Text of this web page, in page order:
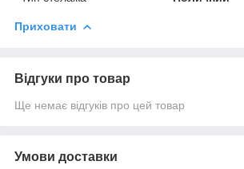
Приховати
Відгуки про товар
Ще немає відгуків про цей товар
Умови доставки